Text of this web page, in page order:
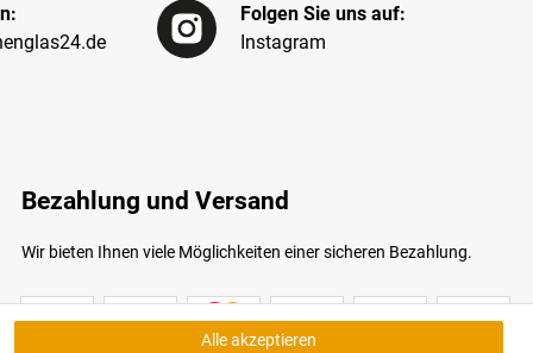
Folgen Sie uns auf:
Instagram
Bezahlung und Versand
Wir bieten Ihnen viele Möglichkeiten einer sicheren Bezahlung.
Alle akzeptieren